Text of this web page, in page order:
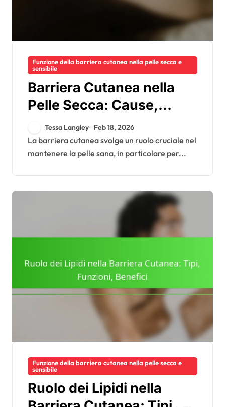
Funzione della barriera cutanea nella pelle secca e
sensibile
Barriera Cutanea nella
Pelle Secca: Cause,
Effetti, Recupero
Tessa Langley Feb 18, 2026
La barriera cutanea svolge un ruolo cruciale nel
mantenere la pelle sana, in particolare per...
Funzione della barriera cutanea nella pelle secca e
sensibile
Ruolo dei Lipidi nella